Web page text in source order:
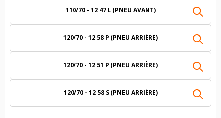
110/70 - 12 47 L (PNEU AVANT)
120/70 - 12 58 P (PNEU ARRIÈRE)
120/70 - 12 51 P (PNEU ARRIÈRE)
120/70 - 12 58 S (PNEU ARRIÈRE)